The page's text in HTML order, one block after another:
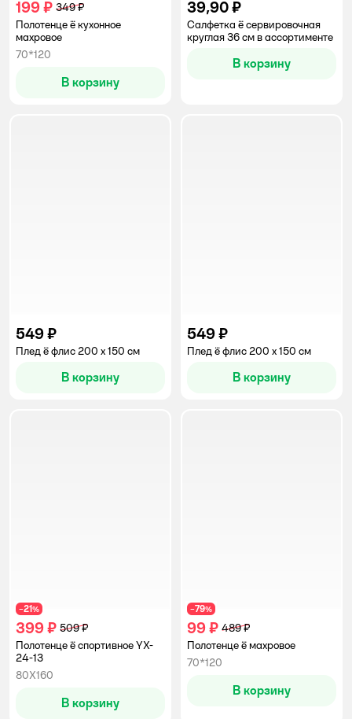
199 ₽ 349 ₽
Полотенце ё кухонное
махровое
70*120
В корзину
39,90 ₽
Салфетка ё сервировочная
круглая 36 см в ассортименте
В корзину
549 ₽
Плед ё флис 200 x 150 см
В корзину
549 ₽
Плед ё флис 200 x 150 см
В корзину
−21%
399 ₽ 509 ₽
Полотенце ё спортивное YX-
24-13
80Х160
В корзину
−79%
99 ₽ 489 ₽
Полотенце ё махровое
70*120
В корзину